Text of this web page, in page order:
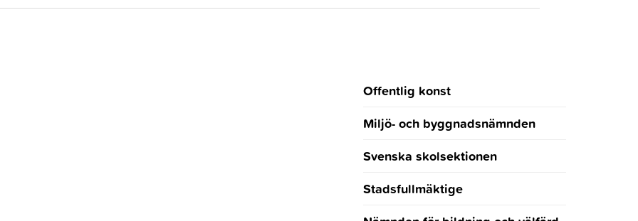
Offentlig konst
Miljö- och byggnadsnämnden
Svenska skolsektionen
Stadsfullmäktige